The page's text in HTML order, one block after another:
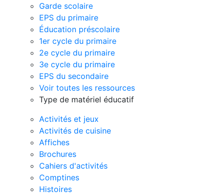
Garde scolaire
EPS du primaire
Éducation préscolaire
1er cycle du primaire
2e cycle du primaire
3e cycle du primaire
EPS du secondaire
Voir toutes les ressources
Type de matériel éducatif
Activités et jeux
Activités de cuisine
Affiches
Brochures
Cahiers d'activités
Comptines
Histoires